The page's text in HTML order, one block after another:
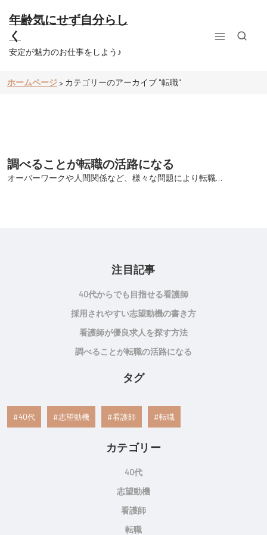
キ
年齢気にせず自分らし
く
安定が魅力のお仕事をしよう♪
ホームページ> カテゴリーのアーカイブ "転職"
調べることが転職の活路になる
オーバーワークや人間関係など、様々な問題により転職…
注目記事
40代からでも目指せる看護師
採用されやすい志望動機の書き方
看護師が優良求人を探す方法
調べることが転職の活路になる
タグ
40代 志望動機 看護師 転職
カテゴリー
40代
志望動機
看護師
転職